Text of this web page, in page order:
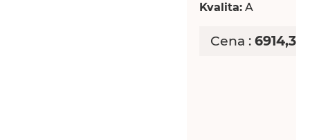
Kvalita: A
Cena : 6914,39